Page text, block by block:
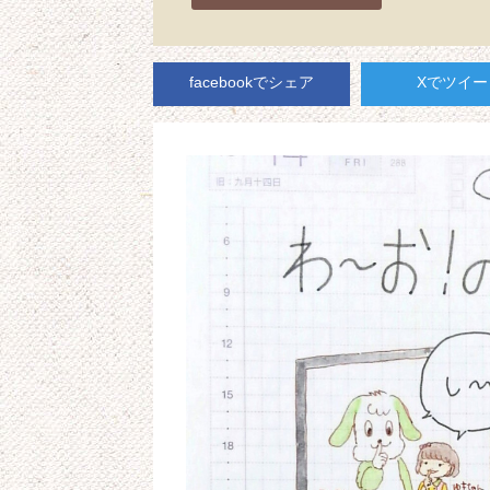
facebookでシェア Xでツイ